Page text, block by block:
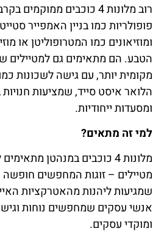
רוב מלונות 4 כוכבים
פופולריות כמו בניין האמפייר
ומוזיאונים כמו המטרופוליטן או
הטבע. הם מתאימים גם למטיילים
מקומית יותר, עם גישה לשכונות
הלואר איסט סייד, שמציעות
ומסעדות ייחודיות.
למי זה מתאים?
מלונות 4 כוכבים במנהטן
מטיילים – זוגות המחפשים
שמגיעות ליהנות מהאטרקציות
אנשי עסקים שמחפשים נוחות
ומוקדי עסקים.